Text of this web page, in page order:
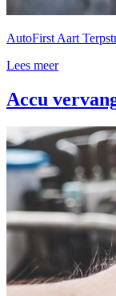
AutoFirst Aart
Lees meer
Accu